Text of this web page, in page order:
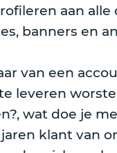
aan
banners en
van een
te leveren
wat doe je
jaren klant van